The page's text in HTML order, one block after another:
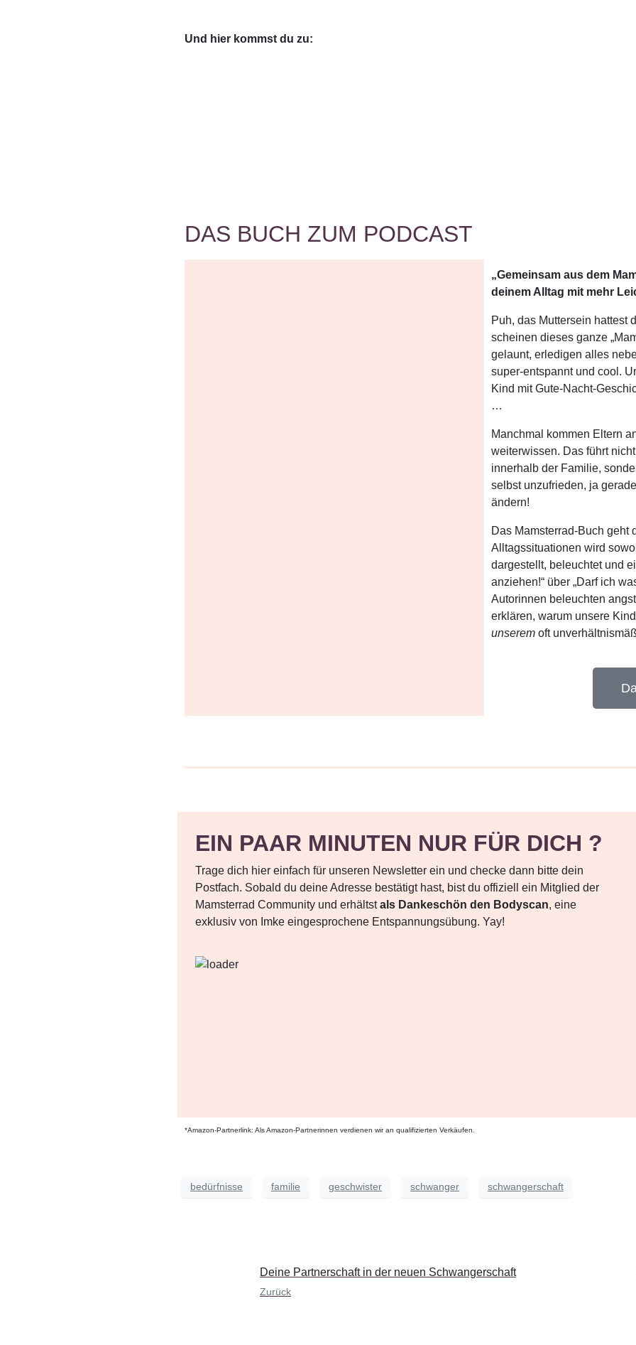
Und hier kommst du zu:
DAS BUCH ZUM PODCAST
„Gemeinsam aus dem
deinem Alltag mit mehr
Puh, das Muttersein hattest
scheinen dieses ganze
gelaunt, erledigen alles
super-entspannt und cool.
Kind mit Gute-Nacht-
…
Manchmal kommen Eltern
weiterwissen. Das führt
innerhalb der Familie,
selbst unzufrieden, ja
ändern!
Das Mamsterrad-Buch geht
Alltagssituationen wird
dargestellt, beleuchtet und
anziehen!“ über „Darf ich
Autorinnen beleuchten
erklären, warum unsere
unseremoft
EIN PAAR MINUTEN NUR FÜR DICH ?
Trage dich hier einfach für unseren Newsletter ein und checke dann bitte dein
Postfach. Sobald du deine Adresse bestätigt hast, bist du offiziell ein Mitglied der
Mamsterrad Community und erhältstals Dankeschön den Bodyscan, eine
exklusiv von Imke eingesprochene Entspannungsübung. Yay!
*Amazon-Partnerlink: Als Amazon-Partnerinnen verdienen wir an qualifizierten Verkäufen.
bedürfnisse familie geschwister schwanger schwangerschaft
Deine Partnerschaft in der neuen Schwangerschaft
Zurück